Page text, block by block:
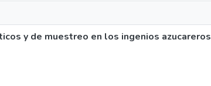
y de muestreo en los ingenios azucareros